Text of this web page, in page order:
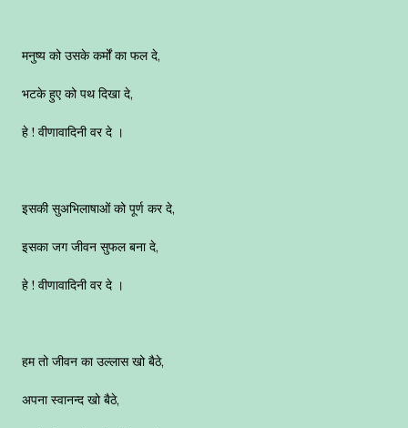
मनुष्य को उसके कर्मों का फल दे,
भटके हुए को पथ दिखा दे,
हे ! वीणावादिनी वर दे ।
इसकी सुअभिलाषाओं को पूर्ण कर दे,
इसका जग जीवन सुफल बना दे,
हे ! वीणावादिनी वर दे ।
हम तो जीवन का उल्लास खो बैठे,
अपना स्वानन्द खो बैठे,